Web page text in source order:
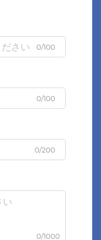
0/100
0/100
0/200
0/1000